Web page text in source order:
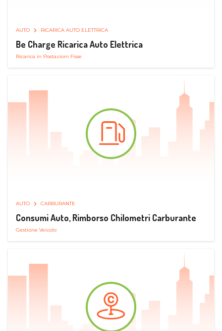
AUTO RICARICA AUTO ELETTRICA
Be Charge Ricarica Auto Elettrica
Ricarica in Postazioni Fisse
AUTO CARBURANTE
Consumi Auto, Rimborso Chilometri Carburante
Gestione Veicolo